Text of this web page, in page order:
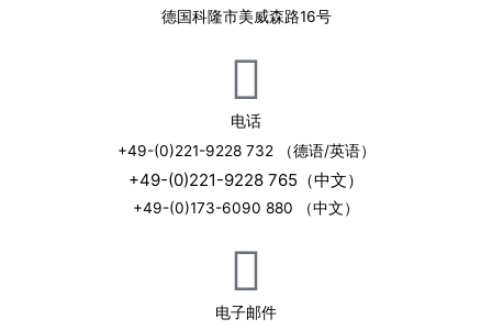
德国科隆市美威森路16号
电话
+49-(0)221-9228 732 （德语/英语）
+49-(0)221-9228 765（中文）
+49-(0)173-6090 880 （中文）
电子邮件